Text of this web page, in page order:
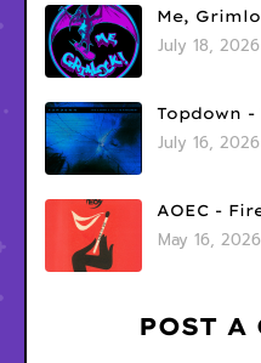
Me,
July 18, 2026
Topdown
July 16, 2026
AOEC -
May 16, 2026
POST A